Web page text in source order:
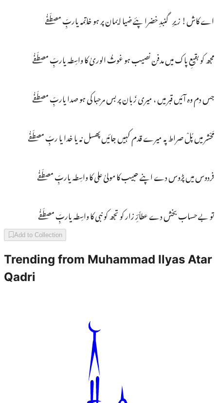
اے کاش! زیرِ گنبدِ خضرا پئے ضیا ایمان پر ہو خاتِمہ یاربِّ مصطَفٰے
مجھ کو بقیعِ پاک میں مدفن نصیب ہو غوثُ الوریٰ کا واسِطہ یاربِّ مصطَفٰے
جس دم وہ آئیں قبر میں ، میری زَبان پر بس مرحبا کی ہو صدا یاربِّ مصطَفٰے
مَحْشر میں پُلْ صراط پہ میرے قدم کہیں جائیں پھسل نہ یا خدا یا ربِّ مصطَفٰے
فردوس میں پڑوس دے اپنے حبیب کا مولیٰ علی کا واسِطہ یاربِّ مصطَفٰے
تو بے حساب بخش دے عطاّرِؔ زار کو تجھ کو نبی کا واسِطہ یاربِّ مصطَفٰے
Add to Collection
Trending from Muhammad Ilyas Atar
Qadri